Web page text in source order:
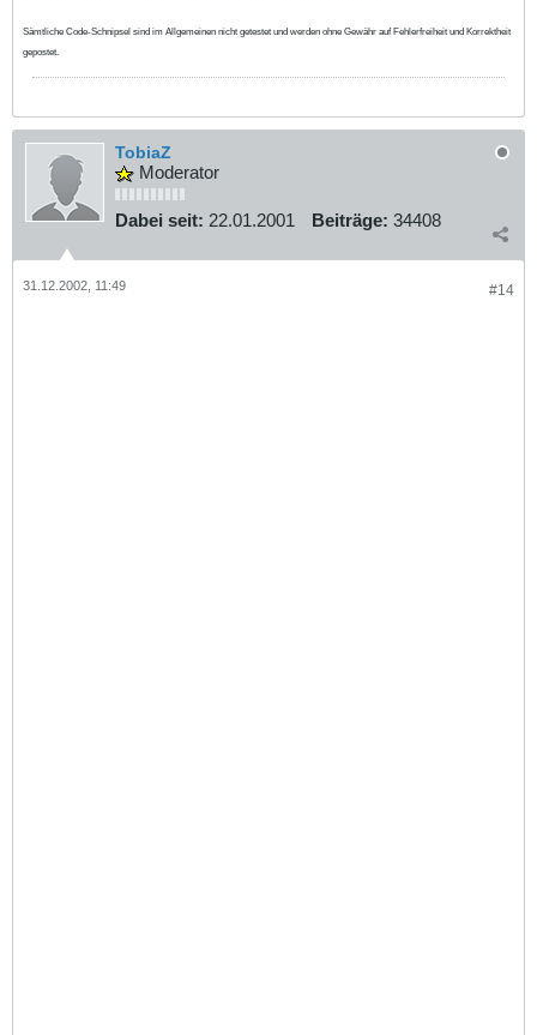
Sämtliche Code-Schnipsel sind im Allgemeinen nicht getestet und werden ohne Gewähr auf Fehlerfreiheit und Korrektheit
gepostet.
TobiaZ
Moderator
Dabei seit: 22.01.2001 Beiträge: 34408
#14
31.12.2002, 11:49